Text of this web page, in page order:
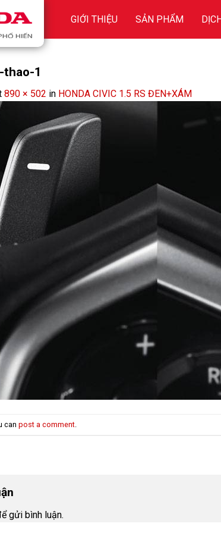
GIỚI THIỆU SẢN PHẨM
1
890 × 502 in HONDA CIVIC 1.5 RS ĐEN+XÁM
can post a comment
gửi bình luận.